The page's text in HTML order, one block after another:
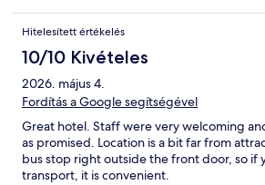
Hitelesített értékelés
10/10 Kivételes
2026. május 4.
Fordítás a Google segítségével
Great hotel. Staff were very welcoming
as promised. Location is a bit far from
bus stop right outside the front door, so if
transport, it is convenient.